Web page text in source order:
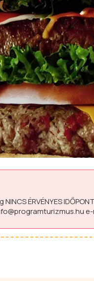
NINCS ÉRVÉNYES